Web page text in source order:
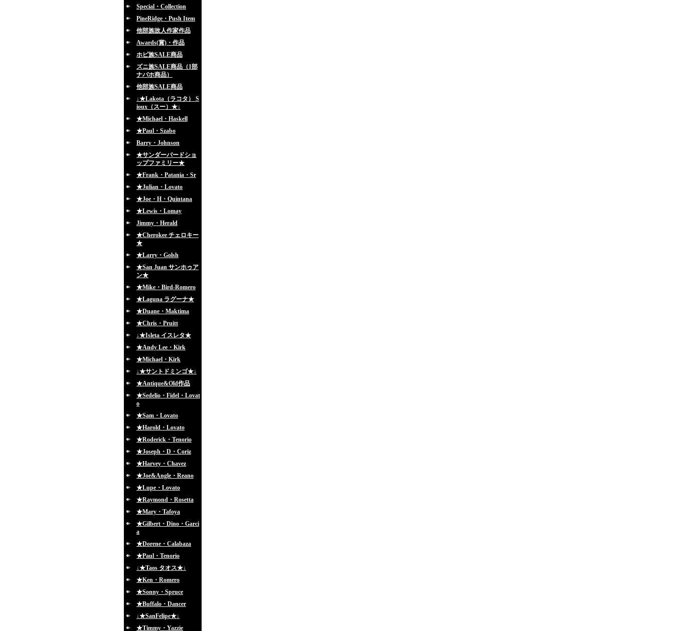
Special・Collection
PineRidge・Push Item
他部族故人作家作品
Awards(賞)・作品
ホピ族SALE商品
ズニ族SALE商品（1部
ナバホ商品）
他部族SALE商品
↓★Lakota（ラコタ） S
ioux（スー）★↓
★Michael・Haskell
★Paul・Szabo
Barry・Johnson
★サンダーバードショ
ップファミリー★
★Frank・Patania・Sr
★Julian・Lovato
★Joe・H・Quintana
★Lewis・Lomay
Jimmy・Herald
★Cherokee チェロキー
★
★Larry・Golsh
★San Juan サンホゥア
ン★
★Mike・Bird-Romero
★Laguna ラグーナ★
★Duane・Maktima
★Chris・Pruitt
↓★Isleta イスレタ★
★Andy Lee・Kirk
★Michael・Kirk
↓★サントドミンゴ★↓
★Antique&Old作品
★Sedelio・Fidel・Lovat
o
★Sam・Lovato
★Harold・Lovato
★Roderick・Tenorio
★Joseph・D・Coriz
★Harvey・Chavez
★Joe&Angle・Reano
★Lupe・Lovato
★Raymond・Rosetta
★Mary・Tafoya
★Gilbert・Dino・Garci
a
★Dorene・Calabaza
★Paul・Tenorio
↓★Taos タオス★↓
★Ken・Romero
★Sonny・Spruce
★Buffalo・Dancer
↓★SanFelipe★↓
★Timmy・Yazzie